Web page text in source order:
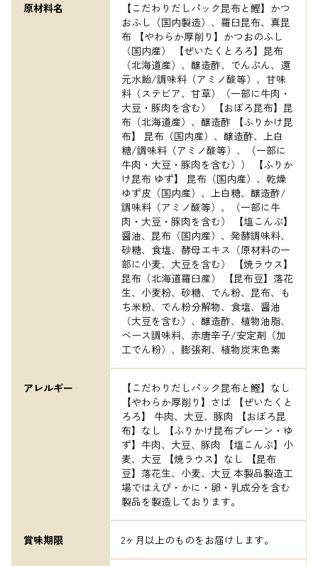
原材料名
【こだわりだしパック昆布と鰹】かつ
おふし（国内製造）、羅臼昆布、真昆
布 【やわらか厚削り】かつおのふし
（国内産） 【ぜいたくとろろ】昆布
（北海道産）、醸造酢、でんぷん、還
元水飴/調味料（アミノ酸等）、甘味
料（ステビア、甘草）（一部に牛肉・
大豆・豚肉を含む） 【おぼろ昆布】昆
布（北海道産）、醸造酢 【ふりかけ昆
布】 昆布（国内産）、醸造酢、上白
糖/調味料（アミノ酸等）、（一部に
牛肉・大豆・豚肉を含む）） 【ふりか
け昆布 ゆず】 昆布（国内産）、乾燥
ゆず皮（国内産）、上白糖、醸造酢/
調味料（アミノ酸等）、（一部に牛
肉・大豆・豚肉を含む） 【塩こんぶ】
醤油、昆布（国内産）、発酵調味料、
砂糖、食塩、酵母エキス（原材料の一
部に小麦、大豆を含む） 【焼ラウス】
昆布（北海道羅臼産） 【昆布豆】落花
生、小麦粉、砂糖、でん粉、昆布、も
ち米粉、でん粉分解物、食塩、醤油
（大豆を含む）、醸造酢、植物油脂、
ベース調味料、赤唐辛子/安定剤（加
工でん粉）、膨張剤、植物炭末色素
アレルギー
【こだわりだしパック昆布と鰹】なし
【やわらか厚削り】さば 【ぜいたくと
ろろ】 牛肉、大豆、豚肉 【おぼろ昆
布】なし 【ふりかけ昆布プレーン・ゆ
ず】牛肉、大豆、豚肉 【塩こんぶ】小
麦、大豆 【焼ラウス】なし 【昆布
豆】落花生、小麦、大豆 本製品製造工
場ではえび・かに・卵・乳成分を含む
製品を製造しております。
賞味期限 2ヶ月以上のものをお届けします。